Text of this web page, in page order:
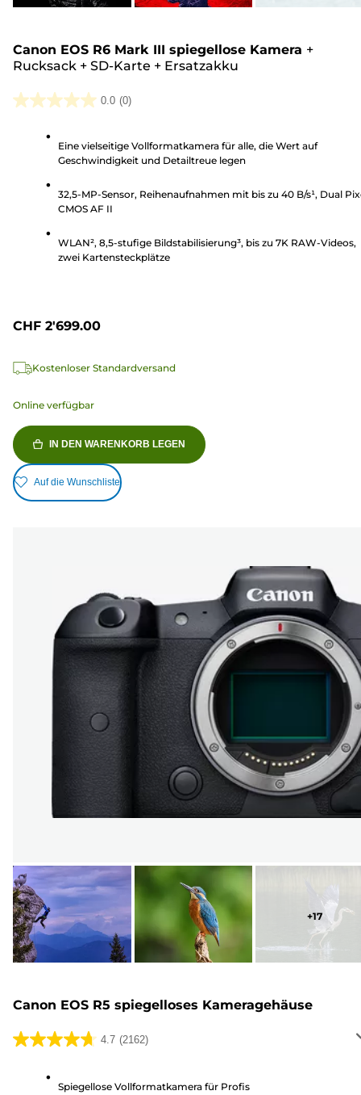
Canon EOS R6 Mark III spiegellose Kamera +
Rucksack + SD-Karte + Ersatzakku
0.0 (0)
0.0
Sternen.
Eine vielseitige Vollformatkamera für alle, die Wert auf
Geschwindigkeit und Detailtreue legen
32,5-MP-Sensor, Reihenaufnahmen mit bis zu 40 B/s¹, Dual
CMOS AF II
WLAN², 8,5-stufige Bildstabilisierung³, bis zu 7K RAW-Videos,
zwei Kartensteckplätze
CHF 2'699.00
Kostenloser Standardversand
Online verfügbar
IN DEN WARENKORB LEGEN
Auf die Wunschliste
+17
Canon EOS R5 spiegelloses Kameragehäuse
4.7 (2162)
4.7
Spiegellose Vollformatkamera für Profis